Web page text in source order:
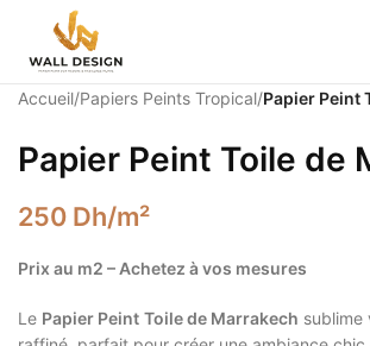
Accueil/Papiers Peints Tropical/Papier Peint
Papier Peint Toile de
250 Dh/m²
Prix au m2 – Achetez à vos mesures
Le Papier Peint Toile de Marrakech sublime